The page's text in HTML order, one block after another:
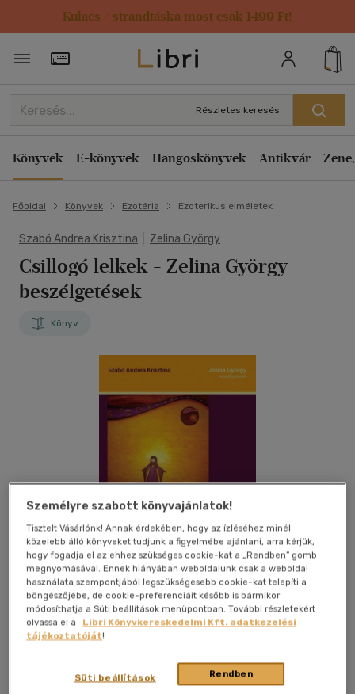
Kulacs / strandtáska most csak 1499 Ft!
Törzsvásárlói Kártya adatai
Részletes keresés
Könyvek E-könyvek Hangoskönyvek Antikvár
Főoldal Könyvek Ezotéria Ezoterikus elméletek
Szabó Andrea Krisztina Zelina György
Csillogó lelkek - Zelina György
beszélgetések
Könyv
Kívánságlistához adom Megosztom
Dekameron Könyvkiadó Kft. 2012|magyar nyelvű
Személyre szabott könyvajánlatok!
Tisztelt Vásárlónk! Annak érdekében, hogy az ízléséhez minél
közelebb álló könyveket tudjunk a figyelmébe ajánlani, arra kérjük,
hogy fogadja el az ehhez szükséges cookie-kat a „Rendben” gomb
megnyomásával. Ennek hiányában weboldalunk csak a weboldal
használata szempontjából legszükségesebb cookie-kat telepíti a
böngészőjébe, de cookie-preferenciáit később is bármikor
módosíthatja a Süti beállítások menüpontban. További részletekért
olvassa el a
Libri Könyvkereskedelmi Kft. adatkezelési
tájékoztatóját!
Rendben
Süti beállítások